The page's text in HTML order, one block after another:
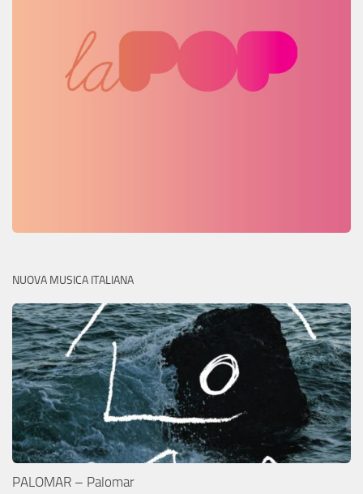
NUOVA MUSICA ITALIANA
PALOMAR – Palomar